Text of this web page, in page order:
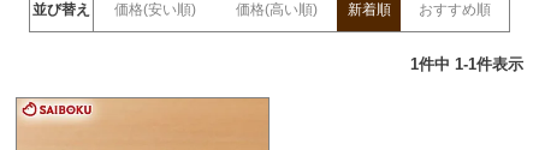
並び替え 価格(安い順) 価格(高い順) 新着順 おすすめ順
1件中 1-1件表示